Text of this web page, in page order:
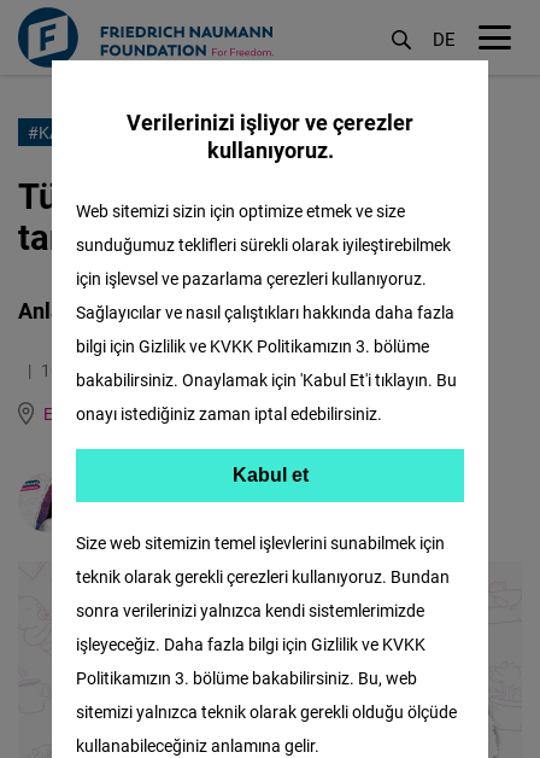
Ana
atla
DE
#KADINLARİLERIDE
Türkiye'den Burcu Karakaş ile
tanışın
Anlatmaya değecek hikayeler
10.09.2021
3.1 Dakika
East and Southeast Europe
English German
Mila Cherneva
Verilerinizi işliyor ve çerezler
kullanıyoruz.
Size web sitemizin temel işlevlerini sunabilmek için
teknik olarak gerekli çerezleri kullanıyoruz. Bundan
sonra verilerinizi yalnızca kendi sistemlerimizde
işleyeceğiz. Daha fazla bilgi için Gizlilik ve KVKK
Politikamızın 3. bölüme bakabilirsiniz. Bu, web
sitemizi yalnızca teknik olarak gerekli olduğu ölçüde
kullanabileceğiniz anlamına gelir.
Web sitemizi sizin için optimize etmek ve size
sunduğumuz teklifleri sürekli olarak iyileştirebilmek
için işlevsel ve pazarlama çerezleri kullanıyoruz.
Sağlayıcılar ve nasıl çalıştıkları hakkında daha fazla
bilgi için Gizlilik ve KVKK Politikamızın 3. bölüme
bakabilirsiniz. Onaylamak için 'Kabul Et'i tıklayın. Bu
onayı istediğiniz zaman iptal edebilirsiniz.
Facebook
Embed
Twitter
Embed
Kabul et